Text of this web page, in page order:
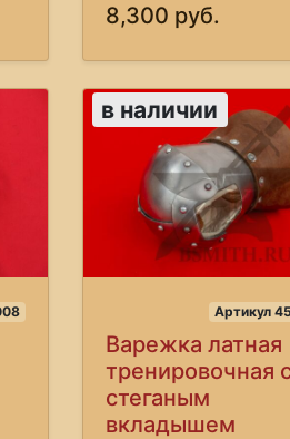
8,300 руб.
в наличии
Артикул
Варежка латная
тренировочная
стеганым
вкладышем